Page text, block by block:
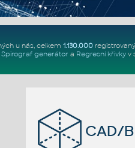
u nás, celkem 1.130.000
Spirograf generátor a Regresní křivkyv
CAD/